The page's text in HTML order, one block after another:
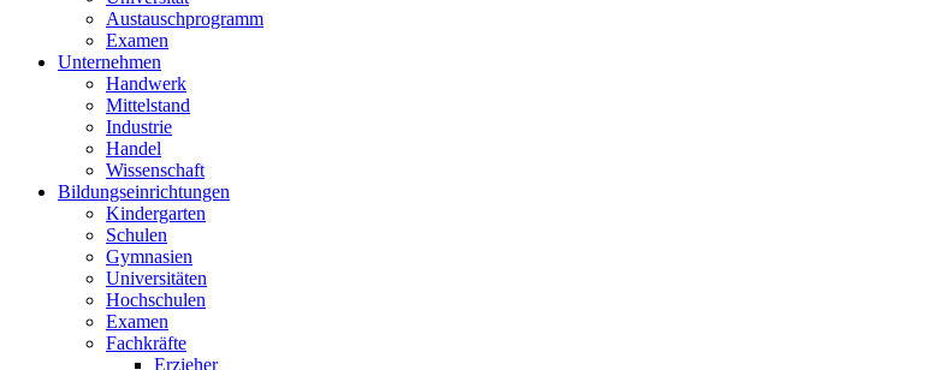
Austauschprogramm
Examen
Unternehmen
Handwerk
Mittelstand
Industrie
Handel
Wissenschaft
Bildungseinrichtungen
Kindergarten
Schulen
Gymnasien
Universitäten
Hochschulen
Examen
Fachkräfte
Erzieher